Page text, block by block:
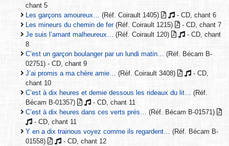
chant 5
Les garçons amoureux…
(Réf. Coirault 1405)
- CD, chant 6
Les mineurs du chemin de fer(Réf. Coirault 1215)
- CD, chant 7
Je suis l’amant malheureux…
(Réf. Coirault 120)
- CD, chant
8
C’est un garçon boulanger par un lundi matin…
(Réf. Bécam B-
02751) - CD, chant 9
J’ai promis a ma chère amie…
(Réf. Coirault 3408)
- CD,
chant 10
C’est à dix heures et demie dessous les rideaux du lit…
(Réf.
Bécam B-01357)
- CD, chant 11
C’est à dix heures dans ces verts prés…
(Réf. Bécam B-01571)
- CD, chant 11
Y en a dix trainous voyez comme ils regardent…
(Réf. Bécam B-
01558)
- CD, chant 12